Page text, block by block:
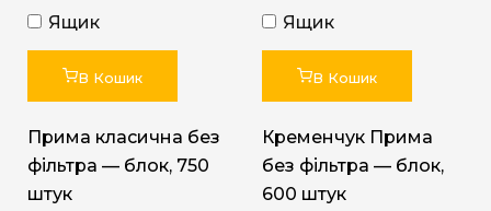
Ящик
В Кошик
Прима класична без
фільтра — блок, 750
штук
Ящик
В Кошик
Кременчук Прима
без фільтра — блок,
600 штук